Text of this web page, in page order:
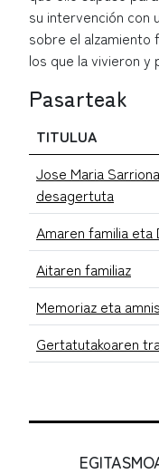
su intervención con
sobre el alzamiento
los que la vivieron y
Pasarteak
TITULUA
Jose Maria
desagertuta
Amaren familia eta
Aitaren familiaz
Memoriaz eta
Gertatutakoaren